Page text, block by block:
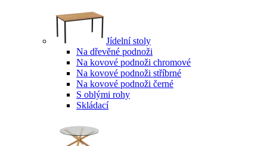
Jídelní stoly
Na dřevěné podnoži
Na kovové podnoži chromové
Na kovové podnoži stříbrné
Na kovové podnoži černé
S oblými rohy
Skládací